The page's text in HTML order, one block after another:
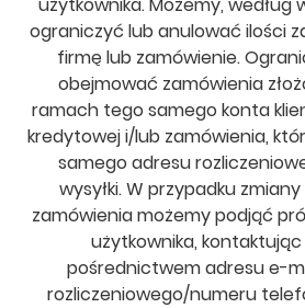
ograniczyć lub anulować ilości
firmę lub zamówienie.
obejmować zamówienia
ramach tego samego konta
kredytowej i/lub zamówienia,
samego adresu
wysyłki. W przypadku
zamówienia możemy podjąć
użytkownika, kontaktując
pośrednictwem adresu e-
rozliczeniowego/numeru